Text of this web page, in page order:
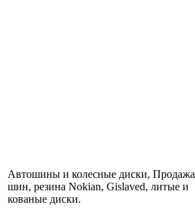
Автошины и колесные диски, Продажа
шин, резина Nokian, Gislaved, литые и
кованые диски.